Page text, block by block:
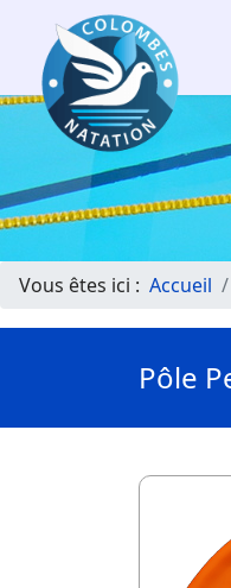
Vous êtes ici : Accueil
Pôle